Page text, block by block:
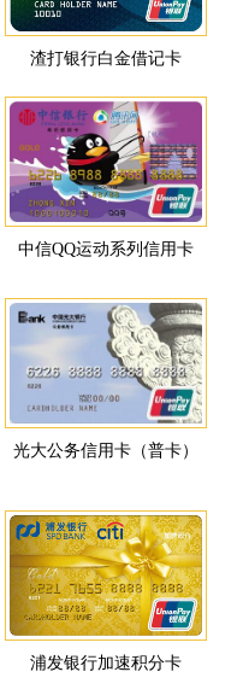
渣打银行白金借记卡
中信QQ运动系列信用卡
光大公务信用卡（普卡）
浦发银行加速积分卡